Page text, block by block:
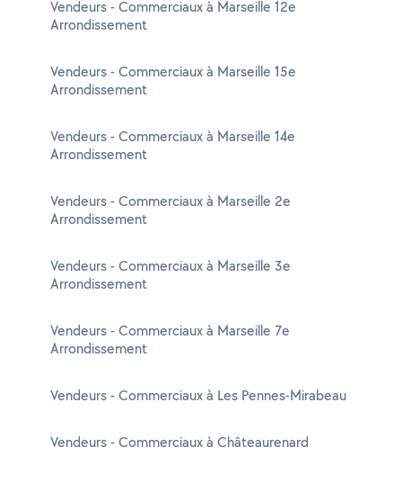
Vendeurs - Commerciaux à Marseille 12e
Arrondissement
Vendeurs - Commerciaux à Marseille 15e
Arrondissement
Vendeurs - Commerciaux à Marseille 14e
Arrondissement
Vendeurs - Commerciaux à Marseille 2e
Arrondissement
Vendeurs - Commerciaux à Marseille 3e
Arrondissement
Vendeurs - Commerciaux à Marseille 7e
Arrondissement
Vendeurs - Commerciaux à Les Pennes-Mirabeau
Vendeurs - Commerciaux à Châteaurenard